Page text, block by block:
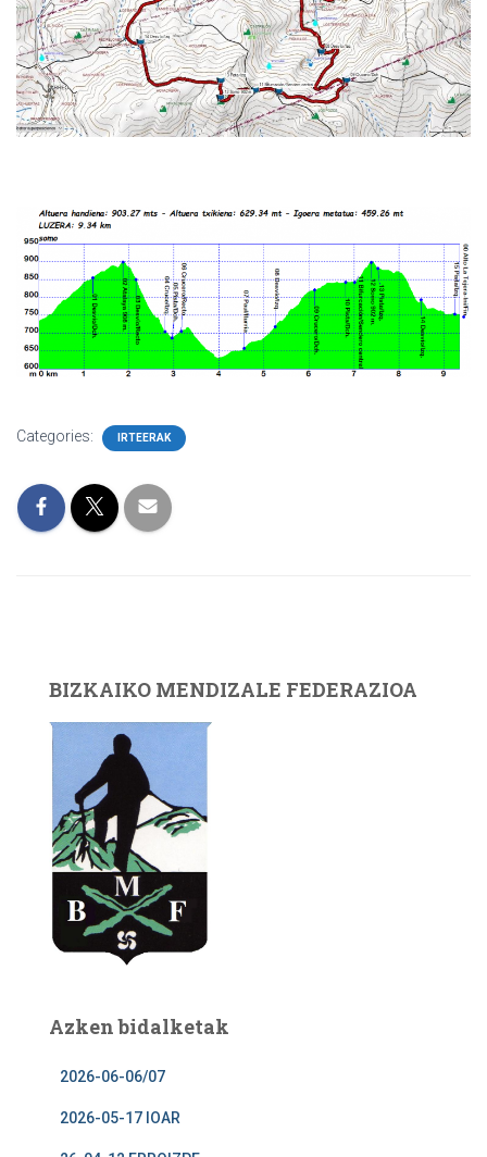
Categories: IRTEERAK
BIZKAIKO MENDIZALE FEDERAZIOA
Azken bidalketak
2026-06-06/07
2026-05-17 IOAR